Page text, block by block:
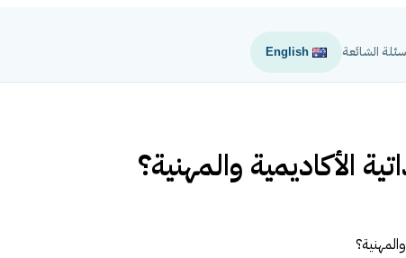
الشائعة English
الأكاديمية والمهنية؟